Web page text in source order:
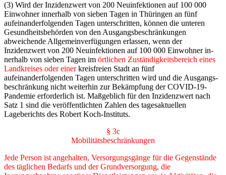
(3) Wird der Inzidenzwert von 200 Neuinfektionen auf 100 000
Einwohner innerhalb von sie­ben Tagen in Thüringen an fünf
aufeinanderfolgenden Tagen unterschritten, können die unte­ren
Gesundheitsbehörden von den Ausgangsbeschränkungen
abweichende Allgemeinverfü­gungen erlassen, wenn der
Inzidenzwert von 200 Neuinfektionen auf 100 000 Einwohner in­
nerhalb von sieben Tagen im örtlichen Zuständigkeitsbereich eines
Landkreises oder einerkreisfreien Stadt an fünf
aufeinanderfolgenden Tagen unterschritten wird und die Ausgangs­
beschränkung nicht weiterhin zur Bekämpfung der COVID-19-
Pandemie erforderlich ist. Maß­geblich für den Inzidenzwert nach
Satz 1 sind die veröffentlichten Zahlen des tagesaktuellen
Lageberichts des Robert Koch-Instituts.
§ 3c
Mobilitätsbeschränkungen
Jede Person ist angehalten, Versorgungsgänge für die Gegenstände
des täglichen Bedarfs und der Grundversorgung, die